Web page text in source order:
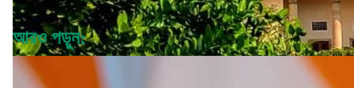
আরও পড়ুন: